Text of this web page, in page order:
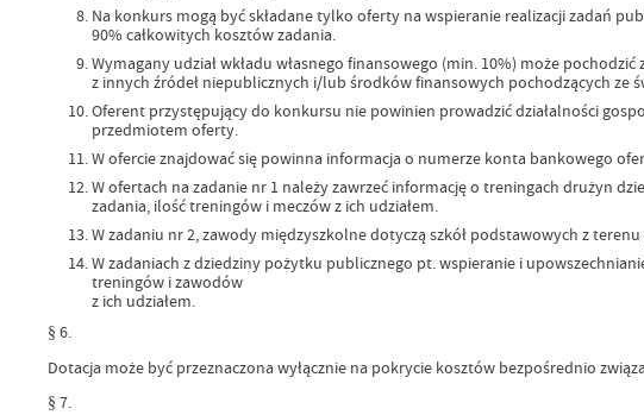
Na konkurs mogą być składane tylko oferty na wspieranie realizacji zadań
90% całkowitych kosztów zadania.
Wymagany udział wkładu własnego finansowego (min. 10%) może
z innych źródeł niepublicznych i/lub środków finansowych pochodzących ze
Oferent przystępujący do konkursu nie powinien prowadzić działalności
przedmiotem oferty.
W ofercie znajdować się powinna informacja o numerze konta bankowego
W ofertach na zadanie nr 1 należy zawrzeć informację o treningach drużyn
zadania, ilość treningów i meczów z ich udziałem.
W zadaniu nr 2, zawody międzyszkolne dotyczą szkół podstawowych z
W zadaniach z dziedziny pożytku publicznego pt. wspieranie i
treningów i zawodów
z ich udziałem.
§ 6.
Dotacja może być przeznaczona wyłącznie na pokrycie kosztów bezpośrednio
§ 7.